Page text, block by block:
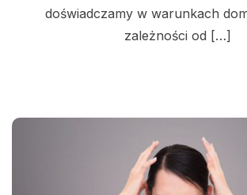
doświadczamy w warunkach
zależności od […]